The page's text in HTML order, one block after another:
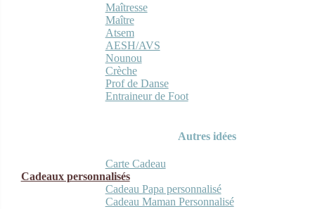
Maîtresse
Maître
Atsem
AESH/AVS
Nounou
Crèche
Prof de Danse
Entraineur de Foot
Autres idées
Carte Cadeau
Cadeaux personnalisés
Cadeau Papa personnalisé
Cadeau Maman Personnalisé